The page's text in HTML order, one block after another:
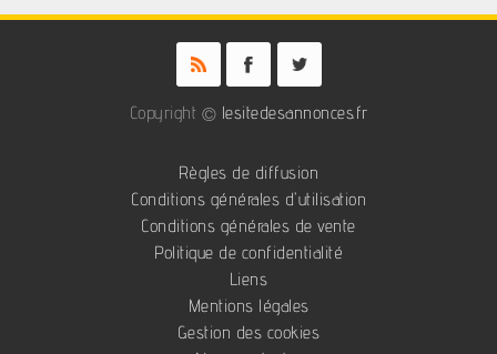
Copyright © lesitedesannonces.fr
Règles de diffusion
Conditions générales d'utilisation
Conditions générales de vente
Politique de confidentialité
Liens
Mentions légales
Gestion des cookies